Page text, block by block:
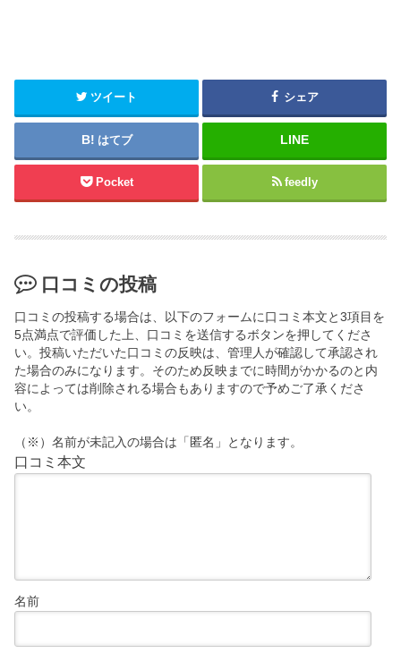
ツイート シェア
はてブ
Pocket feedly
口コミの投稿
口コミの投稿する場合は、以下のフォームに口コミ本文と3項目を
5点満点で評価した上、口コミを送信するボタンを押してくださ
い。投稿いただいた口コミの反映は、管理人が確認して承認され
た場合のみになります。そのため反映までに時間がかかるのと内
容によっては削除される場合もありますので予めご了承くださ
い。
（※）名前が未記入の場合は「匿名」となります。
口コミ本文
名前